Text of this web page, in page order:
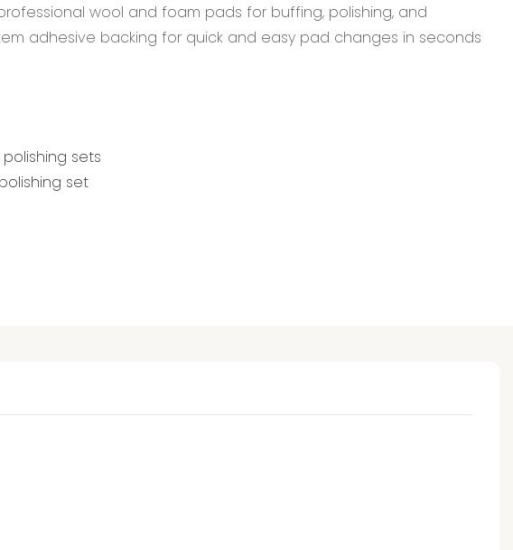
wool and foam pads for buffing, polishing, and
adhesive backing for quick and easy pad changes in seconds
sets
set